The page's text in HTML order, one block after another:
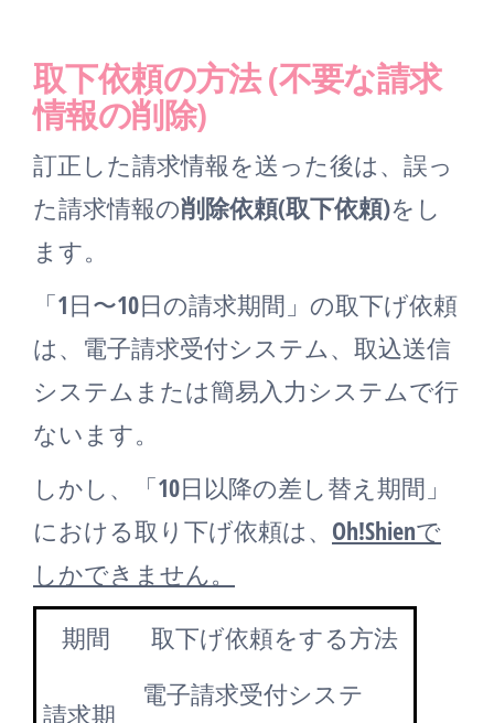
取下依頼の方法 (不要な請求
情報の削除)
訂正した請求情報を送った後は、誤っ
た請求情報の削除依頼(取下依頼)をし
ます。
「1日〜10日の請求期間」の取下げ依頼
は、電子請求受付システム、取込送信
システムまたは簡易入力システムで行
ないます。
しかし、「10日以降の差し替え期間」
における取り下げ依頼は、 Oh!Shienで
しかできません。
期間
取下げ依頼をする方法
請求期
電子請求受付システ